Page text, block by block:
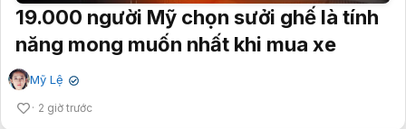
19.000 người Mỹ chọn sưởi ghế là tính
năng mong muốn nhất khi mua xe
Mỹ Lệ ✔
2 giờ trước